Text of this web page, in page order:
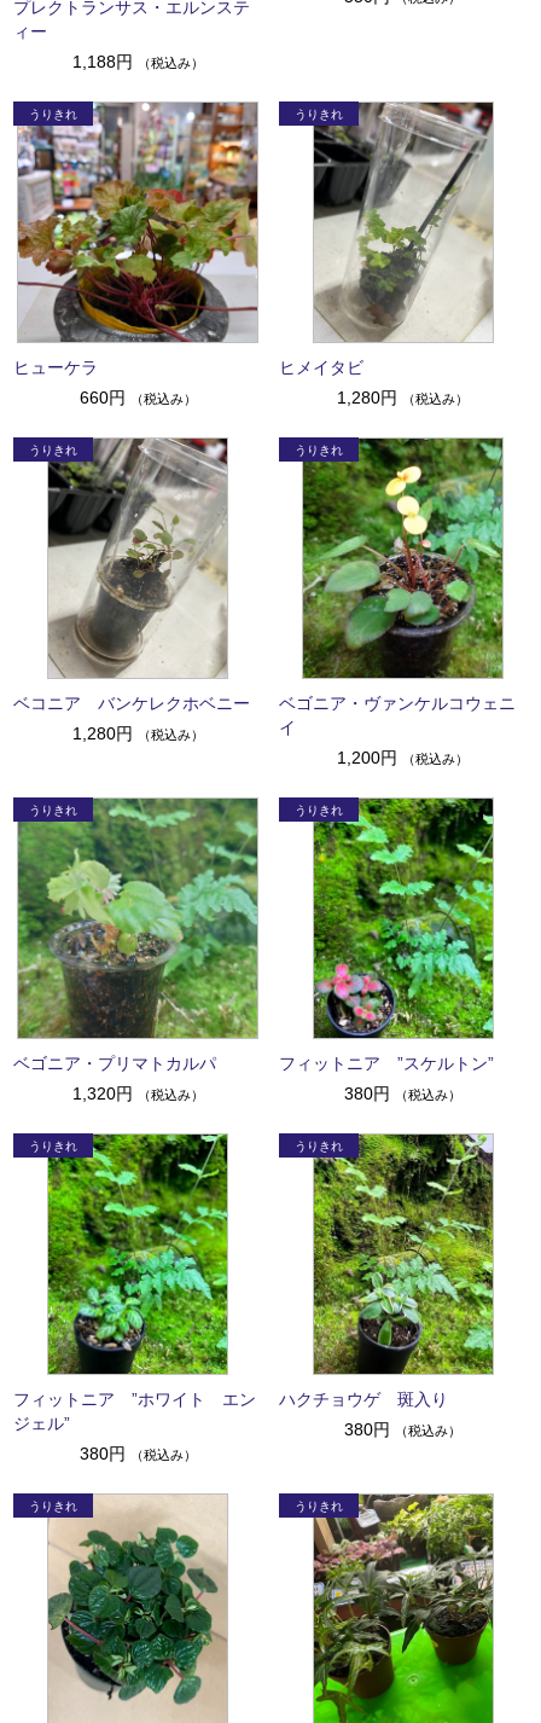
プレクトランサス・エルンステ
ィー
1,188円
（税込み）
ヒューケラ
660円
（税込み）
ヒメイタビ
1,280円
（税込み）
ベコニア バンケレクホベニー
1,280円
（税込み）
ベゴニア・ヴァンケルコウェニ
イ
1,200円
（税込み）
ベゴニア・プリマトカルパ
1,320円
（税込み）
フィットニア ”スケルトン”
380円
（税込み）
フィットニア ”ホワイト エン
ジェル”
380円
（税込み）
ハクチョウゲ 斑入り
380円
（税込み）